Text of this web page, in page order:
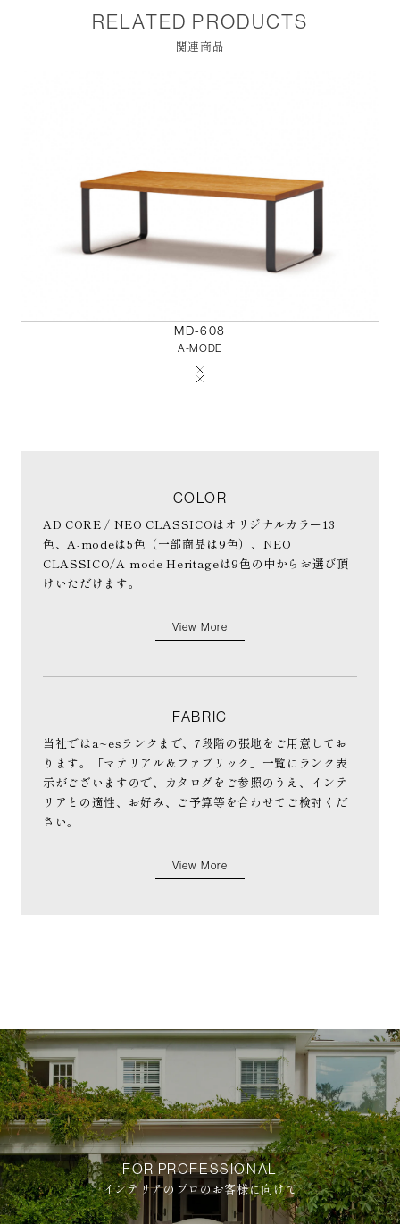
RELATED PRODUCTS
関連商品
MD-608
A-MODE
COLOR
AD CORE / NEO CLASSICOはオリジナルカラー13
色、A-modeは5色（一部商品は9色）、NEO
CLASSICO/A-mode Heritageは9色の中からお選び頂
けいただけます。
View More
FABRIC
当社ではa~esランクまで、7段階の張地をご用意してお
ります。「マテリアル＆ファブリック」一覧にランク表
示がございますので、カタログをご参照のうえ、インテ
リアとの適性、お好み、ご予算等を合わせてご検討くだ
さい。
View More
FOR PROFESSIONAL
インテリアのプロのお客様に向けて